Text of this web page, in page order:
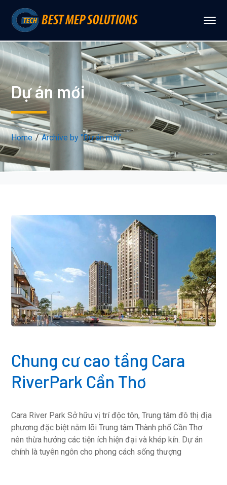
Dự án mới
Home Archive by "Dự án mới"
Chung cư cao tầng Cara
RiverPark Cần Thơ
Cara River Park Sở hữu vị trí độc tôn, Trung tâm đô thị địa
phương đặc biệt nằm lõi Trung tâm Thành phố Cần Thơ
nên thừa hưởng các tiện ích hiện đại và khép kín. Dự án
chính là tuyên ngôn cho phong cách sống thượng